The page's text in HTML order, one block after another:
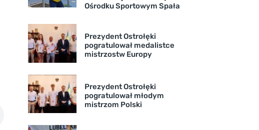
Ośrodku Sportowym Spała
Prezydent Ostrołęki
pogratulował medalistce
mistrzostw Europy
Prezydent Ostrołęki
pogratulował młodym
mistrzom Polski